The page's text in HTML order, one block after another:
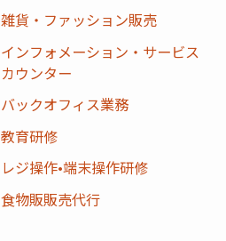
雑貨・ファッション販売
インフォメーション・サービス
カウンター
バックオフィス業務
教育研修
レジ操作•端末操作研修
食物販販売代行